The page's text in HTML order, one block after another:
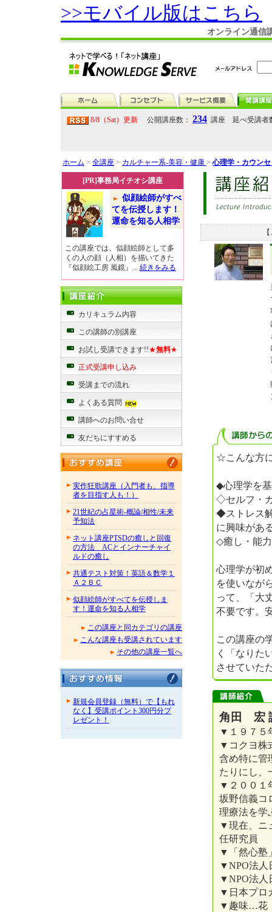
>>モバイル版はこちら
オンライン通信
8/8（Sat）更新 公開講座数： 234 講座 延べ受講者
ホーム > 全講座 > カルチャー系-美容・健康 >心理学・カウン
[PR]事務局イチオシ講座
似顔絵師がすべ
てを伝授します！
運命を知る人相学
この講座では、似顔絵師として多
くの人の顔（人相）を描いてきた
『似顔絵工房 風鏡』... 続きをみる
カリキュラム内容
この講師の別講座
お試し受講できます!!★無料★
正式受講申し込み
受講までの流れ
よくある質問
講師へのお問い合せ
友だちにすすめる
実作狂歌講座（入門者も、指導
者を目指す人も！）
21世紀の占星術-概論/相性/未来
予知法
ネット講座PTSDの癒しと回復
の方法 ACとインナーチャイ
ルドの癒し
共通テスト対策！英語＆数学１
Ａ２ＢＣ
似顔絵師がすべてを伝授しま
す！運命を知る人相学
この講座と同カテゴリの講座
こんな講座も受講されています
その他の講座一覧へ
新規会員登録（無料）で【もれ
なく】受講ポイント300円分プ
レゼント！
☆こんな方
◆心理学を
◇セルフ・
◆ストレス
に興味があ
◇癒し・能
心理学が初
を使いなが
って、「大
不要です。
この講座の
く「なりた
させていた
角田 宏
▼１９７５
▼コクヨ株
含め特に管
たりにし、
▼２００１
坂野信義コ
理療法を学
▼現在、ニ
任研究員
▼「然心塾
▼NPO法人
▼NPO法人
▼日本プロ
▼趣味…花